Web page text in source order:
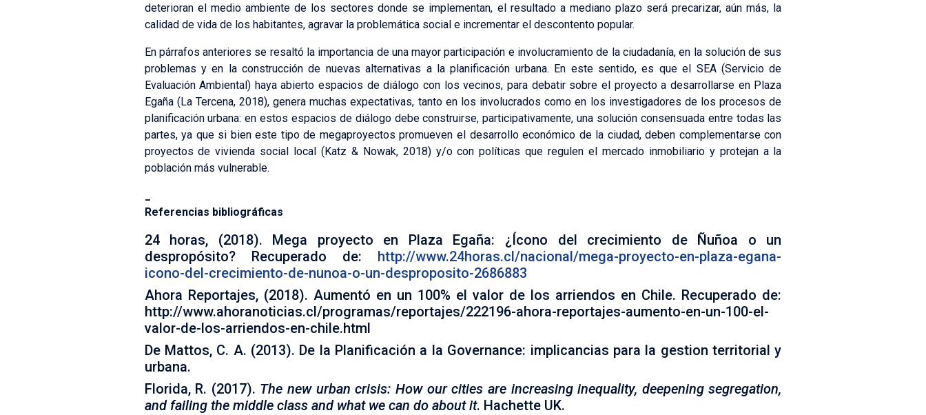
deterioran el medio ambiente de los sectores donde se implementan, el resultado a mediano plazo será precarizar, aún más, la
calidad de vida de los habitantes, agravar la problemática social e incrementar el descontento popular.
En párrafos anteriores se resaltó la importancia de una mayor participación e involucramiento de la ciudadanía, en la solución de sus
problemas y en la construcción de nuevas alternativas a la planificación urbana. En este sentido, es que el SEA (Servicio de
Evaluación Ambiental) haya abierto espacios de diálogo con los vecinos, para debatir sobre el proyecto a desarrollarse en Plaza
Egaña (La Tercena, 2018), genera muchas expectativas, tanto en los involucrados como en los investigadores de los procesos de
planificación urbana: en estos espacios de diálogo debe construirse, participativamente, una solución consensuada entre todas las
partes, ya que si bien este tipo de megaproyectos promueven el desarrollo económico de la ciudad, deben complementarse con
proyectos de vivienda social local (Katz & Nowak, 2018) y/o con políticas que regulen el mercado inmobiliario y protejan a la
población más vulnerable.
Referencias bibliográficas
24 horas, (2018). Mega proyecto en Plaza Egaña: ¿Ícono del crecimiento de Ñuñoa o un
despropósito? Recuperado de: http://www.24horas.cl/nacional/mega-proyecto-en-plaza-egana-
icono-del-crecimiento-de-nunoa-o-un-desproposito-2686883
Ahora Reportajes, (2018). Aumentó en un 100% el valor de los arriendos en Chile. Recuperado de:
http://www.ahoranoticias.cl/programas/reportajes/222196-ahora-reportajes-aumento-en-un-100-el-
valor-de-los-arriendos-en-chile.html
De Mattos, C. A. (2013). De la Planificación a la Governance: implicancias para la gestion territorial y
urbana.
Florida, R. (2017). The new urban crisis: How our cities are increasing inequality, deepening segregation,
and failing the middle class and what we can do about it. Hachette UK.